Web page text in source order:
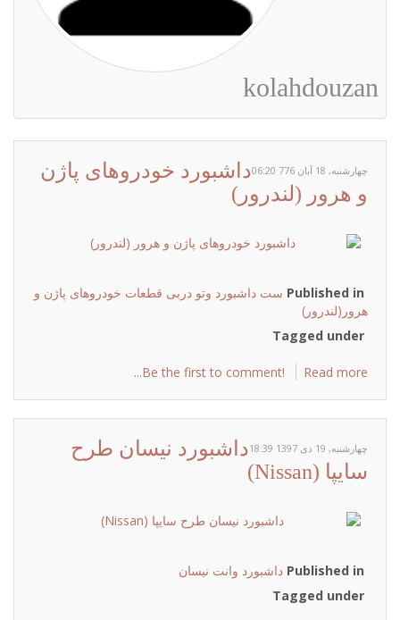
kolahdouzan
چهارشنبه, 18 آبان 776 06:20
داشبورد خودروهای پاژن
و هرور (لندرور)
Published in ست داشبورد وتو دربی قطعات خودروهای پاژن و
هرور(لندرور)
Tagged under
Be the first to comment! Read more...
چهارشنبه, 19 دی 1397 18:39
داشبورد نیسان طرح
سایپا (Nissan)
Published in داشبورد وانت نیسان
Tagged under